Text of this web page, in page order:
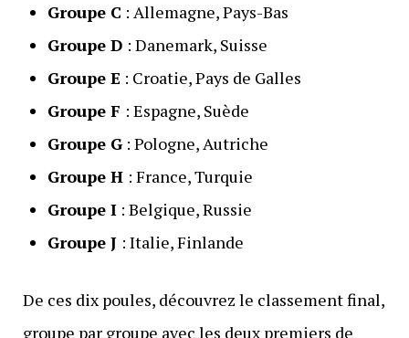
Groupe C : Allemagne, Pays-Bas
Groupe D : Danemark, Suisse
Groupe E : Croatie, Pays de Galles
Groupe F : Espagne, Suède
Groupe G: Pologne, Autriche
Groupe H : France, Turquie
Groupe I: Belgique, Russie
Groupe J : Italie, Finlande
De ces dix poules, découvrez le classement final,
groupe par groupe avec les deux premiers de